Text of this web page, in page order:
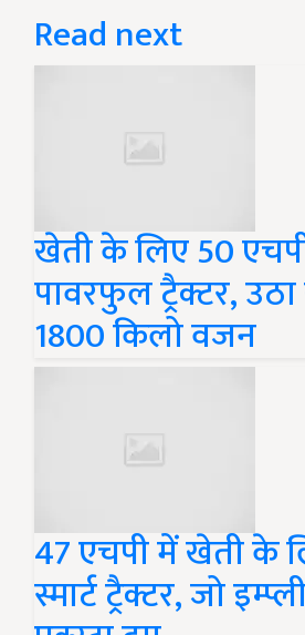
Read next
खेती के लिए 50
पावरफुल ट्रैक्टर,
1800 किलो वजन
47 एचपी में खेती के
स्मार्ट ट्रैक्टर, जो